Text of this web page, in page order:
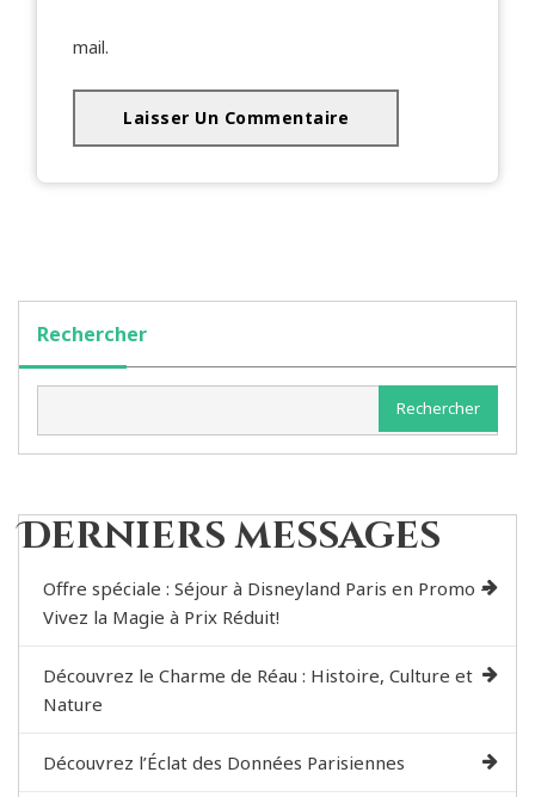
mail.
Rechercher
Rechercher
Derniers messages
Offre spéciale : Séjour à Disneyland Paris en Promo –
Vivez la Magie à Prix Réduit!
Découvrez le Charme de Réau : Histoire, Culture et
Nature
Découvrez l’Éclat des Données Parisiennes